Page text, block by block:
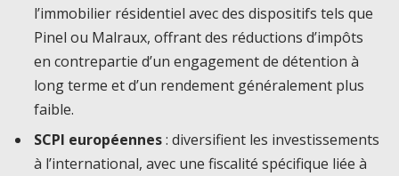
l’immobilier résidentiel avec des dispositifs tels que
Pinel ou Malraux, offrant des réductions d’impôts
en contrepartie d’un engagement de détention à
long terme et d’un rendement généralement plus
faible.
SCPI européennes: diversifient les investissements
à l’international, avec une fiscalité spécifique liée à